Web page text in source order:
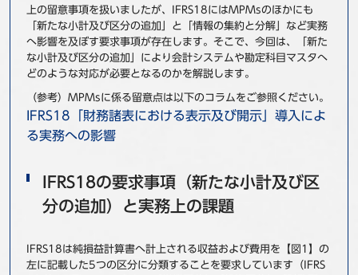
BBSグループネットワーク サステナビリティ 企業情報
株主・投資家情報
ニュース
お問い合わせ
上の留意事項を扱いましたが、IFRS18にはMPMsのほかにも
「新たな小計及び区分の追加」と「情報の集約と分解」など実務
へ影響を及ぼす要求事項が存在します。そこで、今回は、「新た
な小計及び区分の追加」により会計システムや勘定科目マスタへ
どのような対応が必要となるのかを解説します。
（参考）MPMsに係る留意点は以下のコラムをご参照ください。
IFRS18「財務諸表における表示及び開示」導入によ
る実務への影響
IFRS18の要求事項（新たな小計及び区
分の追加）と実務上の課題
IFRS18は純損益計算書へ計上される収益および費用を【図1】の
左に記載した5つの区分に分類することを要求しています（IFRS